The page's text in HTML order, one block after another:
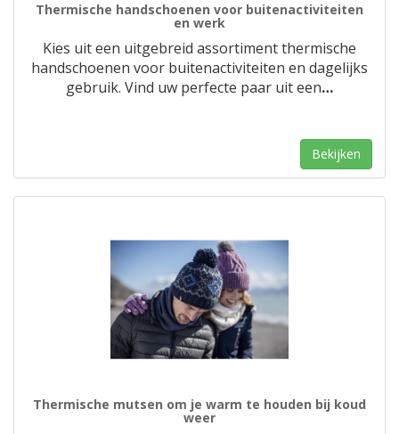
Thermische handschoenen voor buitenactiviteiten
en werk
Kies uit een uitgebreid assortiment thermische
handschoenen voor buitenactiviteiten en dagelijks
gebruik. Vind uw perfecte paar uit een…
Bekijken
Thermische mutsen om je warm te houden bij koud
weer